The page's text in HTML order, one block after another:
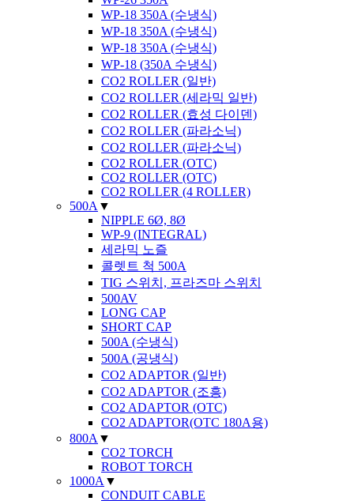
WP-18 350A (수냉식)
WP-18 350A (수냉식)
WP-18 350A (수냉식)
WP-18 (350A 수냉식)
CO2 ROLLER (일반)
CO2 ROLLER (세라믹 일반)
CO2 ROLLER (효성 다이덴)
CO2 ROLLER (파라소닉)
CO2 ROLLER (파라소닉)
CO2 ROLLER (OTC)
CO2 ROLLER (OTC)
CO2 ROLLER (4 ROLLER)
500A ▼
NIPPLE 6Ø, 8Ø
WP-9 (INTEGRAL)
세라믹 노즐
콜렛트 척 500A
TIG 스위치, 프라즈마 스위치
500AV
LONG CAP
SHORT CAP
500A (수냉식)
500A (공냉식)
CO2 ADAPTOR (일반)
CO2 ADAPTOR (조흥)
CO2 ADAPTOR (OTC)
CO2 ADAPTOR(OTC 180A용)
800A ▼
CO2 TORCH
ROBOT TORCH
1000A ▼
CONDUIT CABLE